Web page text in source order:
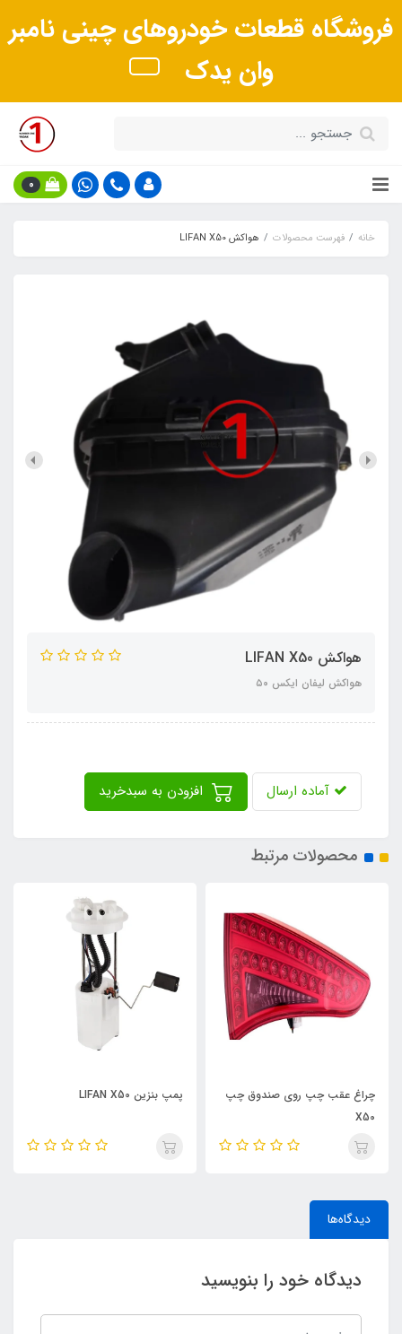
فروشگاه قطعات خودروهای چینی نامبر
وان یدک
0
خانه فهرست محصولات هواکش LIFAN X50
هواکش LIFAN X50
هواکش لیفان ایکس ٥۰
آماده ارسال
محصولات مرتبط
چپ روی صندوق چپ پمپ بنزین LIFAN X50
دیدگاه‌ها
دیدگاه خود را بنویسید